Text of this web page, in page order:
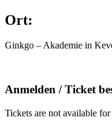
Ort:
Ginkgo – Akademie in
Anmelden / Ticket
Tickets are not available